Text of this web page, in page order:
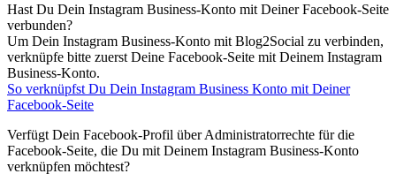
Hast Du Dein Instagram Business-Konto mit Deiner Facebook-Seite
verbunden?
Um Dein Instagram Business-Konto mit Blog2Social zu verbinden,
verknüpfe bitte zuerst Deine Facebook-Seite mit Deinem Instagram
Business-Konto.
So verknüpfst Du Dein Instagram Business Konto mit Deiner
Facebook-Seite
Verfügt Dein Facebook-Profil über Administratorrechte für die
Facebook-Seite, die Du mit Deinem Instagram Business-Konto
verknüpfen möchtest?